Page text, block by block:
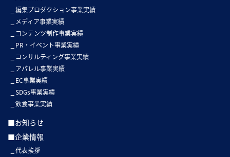
編集プロダクション事業実績
メディア事業実績
コンテンツ制作事業実績
PR・イベント事業実績
コンサルティング事業実績
アパレル事業実績
EC事業実績
SDGs事業実績
飲食事業実績
■お知らせ
■企業情報
代表挨拶